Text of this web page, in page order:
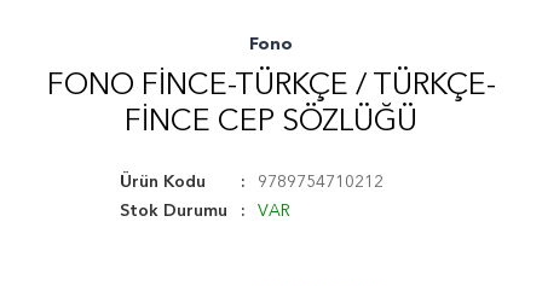
Fono
FONO FINCE-TÜRKÇE / TÜRKÇE-
FINCE CEP SÖZLÜĞÜ
Ürün Kodu
9789754710212
Stok Durumu
VAR